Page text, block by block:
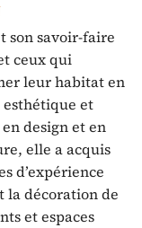
son savoir-faire
ceux qui
leur habitat en
et
design et en
elle a acquis
d’expérience
la décoration de
et espaces